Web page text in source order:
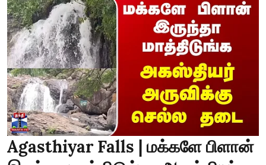
Agasthiyar Falls | மக்களே பிளான்